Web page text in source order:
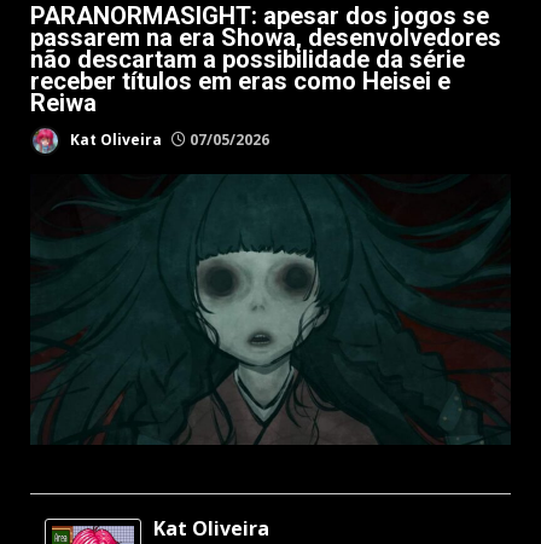
PARANORMASIGHT: apesar dos jogos se
passarem na era Showa, desenvolvedores
não descartam a possibilidade da série
receber títulos em eras como Heisei e
Reiwa
Kat Oliveira 07/05/2026
Kat Oliveira